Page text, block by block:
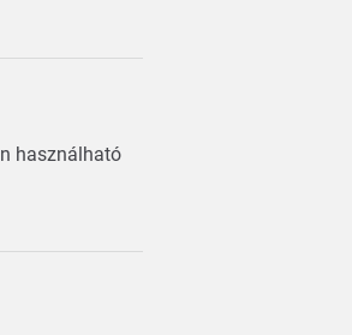
használható